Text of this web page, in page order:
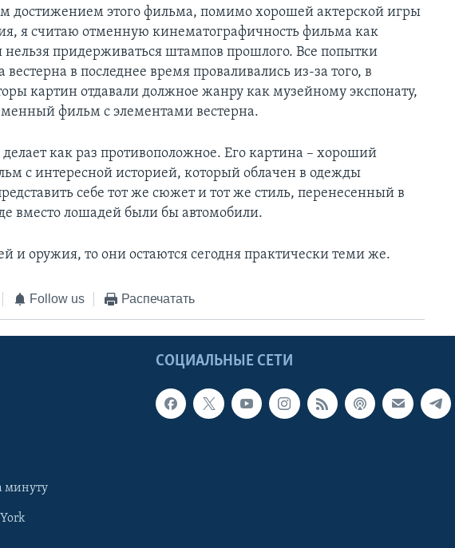
этого фильма, помимо хорошей актерской игры
я считаю отменную кинематографичность фильма как
нельзя придерживаться штампов прошлого. Все попытки
в последнее время проваливались из-за того, в
картин отдавали должное жанру как музейному экспонату,
фильм с элементами вестерна.
как раз противоположное. Его картина – хороший
с интересной историей, который облачен в одежды
себе тот же сюжет и тот же стиль, перенесенный в
вместо лошадей были бы автомобили.
и оружия, то они остаются сегодня практически теми же.
Follow us Распечатать
СОЦИАЛЬНЫЕ СЕТИ
минуту